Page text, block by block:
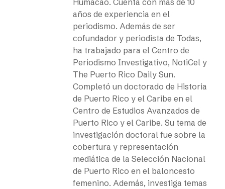
años de experiencia en el
periodismo. Además de ser
cofundador y periodista de Todas,
ha trabajado para el Centro de
Periodismo Investigativo, NotiCel y
The Puerto Rico Daily Sun.
Completó un doctorado de Historia
de Puerto Rico y el Caribe en el
Centro de Estudios Avanzados de
Puerto Rico y el Caribe. Su tema de
investigación doctoral fue sobre la
cobertura y representación
mediática de la Selección Nacional
de Puerto Rico en el baloncesto
femenino. Además, investiga temas